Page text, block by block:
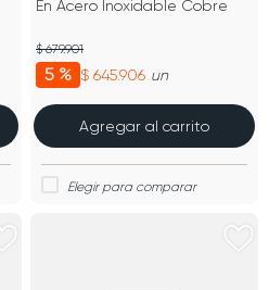
En Acero Inoxidable Cobre
5 % $ 645.906
$ 679.901
un
Agregar al carrito